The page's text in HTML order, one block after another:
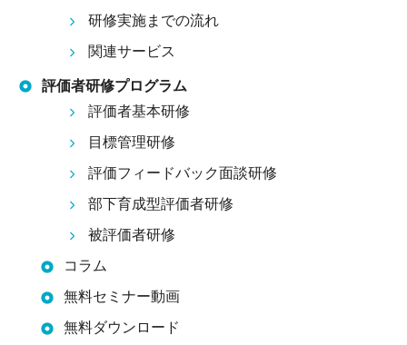
研修実施までの流れ
関連サービス
評価者研修プログラム
評価者基本研修
目標管理研修
評価フィードバック面談研修
部下育成型評価者研修
被評価者研修
コラム
無料セミナー動画
無料ダウンロード